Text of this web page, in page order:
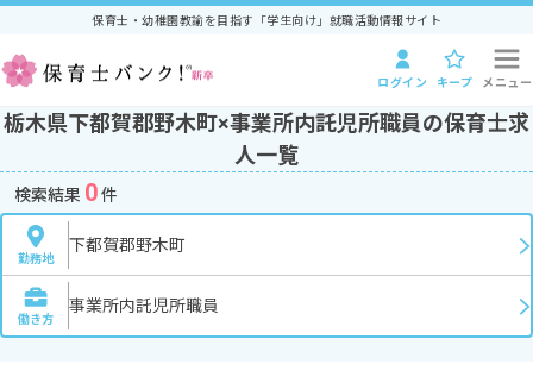
保育士・幼稚園教諭を目指す「学生向け」就職活動情報サイト
ログイン キープ メニュー
栃木県下都賀郡野木町×事業所内託児所職員の保育士求
人一覧
検索結果 0件
勤務地
下都賀郡野木町
働き方
事業所内託児所職員